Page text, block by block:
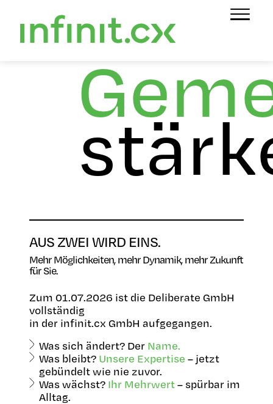
AUS ZWEI WIRD EINS.
Mehr Möglichkeiten, mehr Dynamik, mehr Zukunft
für Sie.
Zum 01.07.2026 ist die Deliberate GmbH
vollständig
in der infinit.cx GmbH aufgegangen.
Was sich ändert? Der Name.
Was bleibt? Unsere Expertise – jetzt
gebündelt wie nie zuvor.
Was wächst? Ihr Mehrwert– spürbar im
Alltag.